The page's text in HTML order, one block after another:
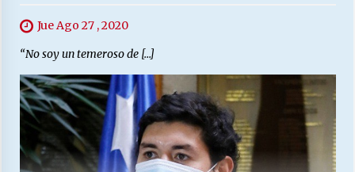
Jue Ago 27 , 2020
“No soy un temeroso de […]